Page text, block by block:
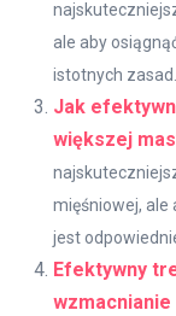
ale aby
istotnych
Jak
większej
mięśniowej, ale
jest
Efektywny
wzmacnianie